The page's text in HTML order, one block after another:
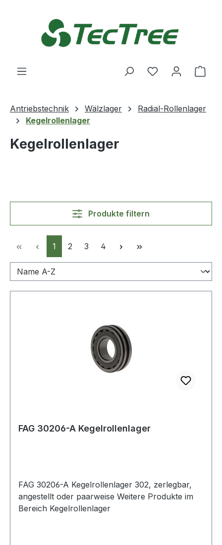
Du hast 0
Antriebstechnik Wälzlager
Radial-Rollenlager
Kegelrollenlager
Kegelrollenlager
Produkte filtern
Seite
1 Seite
2 Seite
3 Seite
4
FAG 30206-A Kegelrollenlager
FAG 30206-A Kegelrollenlager 302, zerlegbar,
angestellt oder paarweise Weitere Produkte im
Bereich Kegelrollenlager